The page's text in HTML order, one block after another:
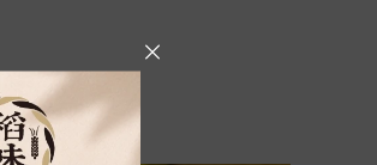
分散發。